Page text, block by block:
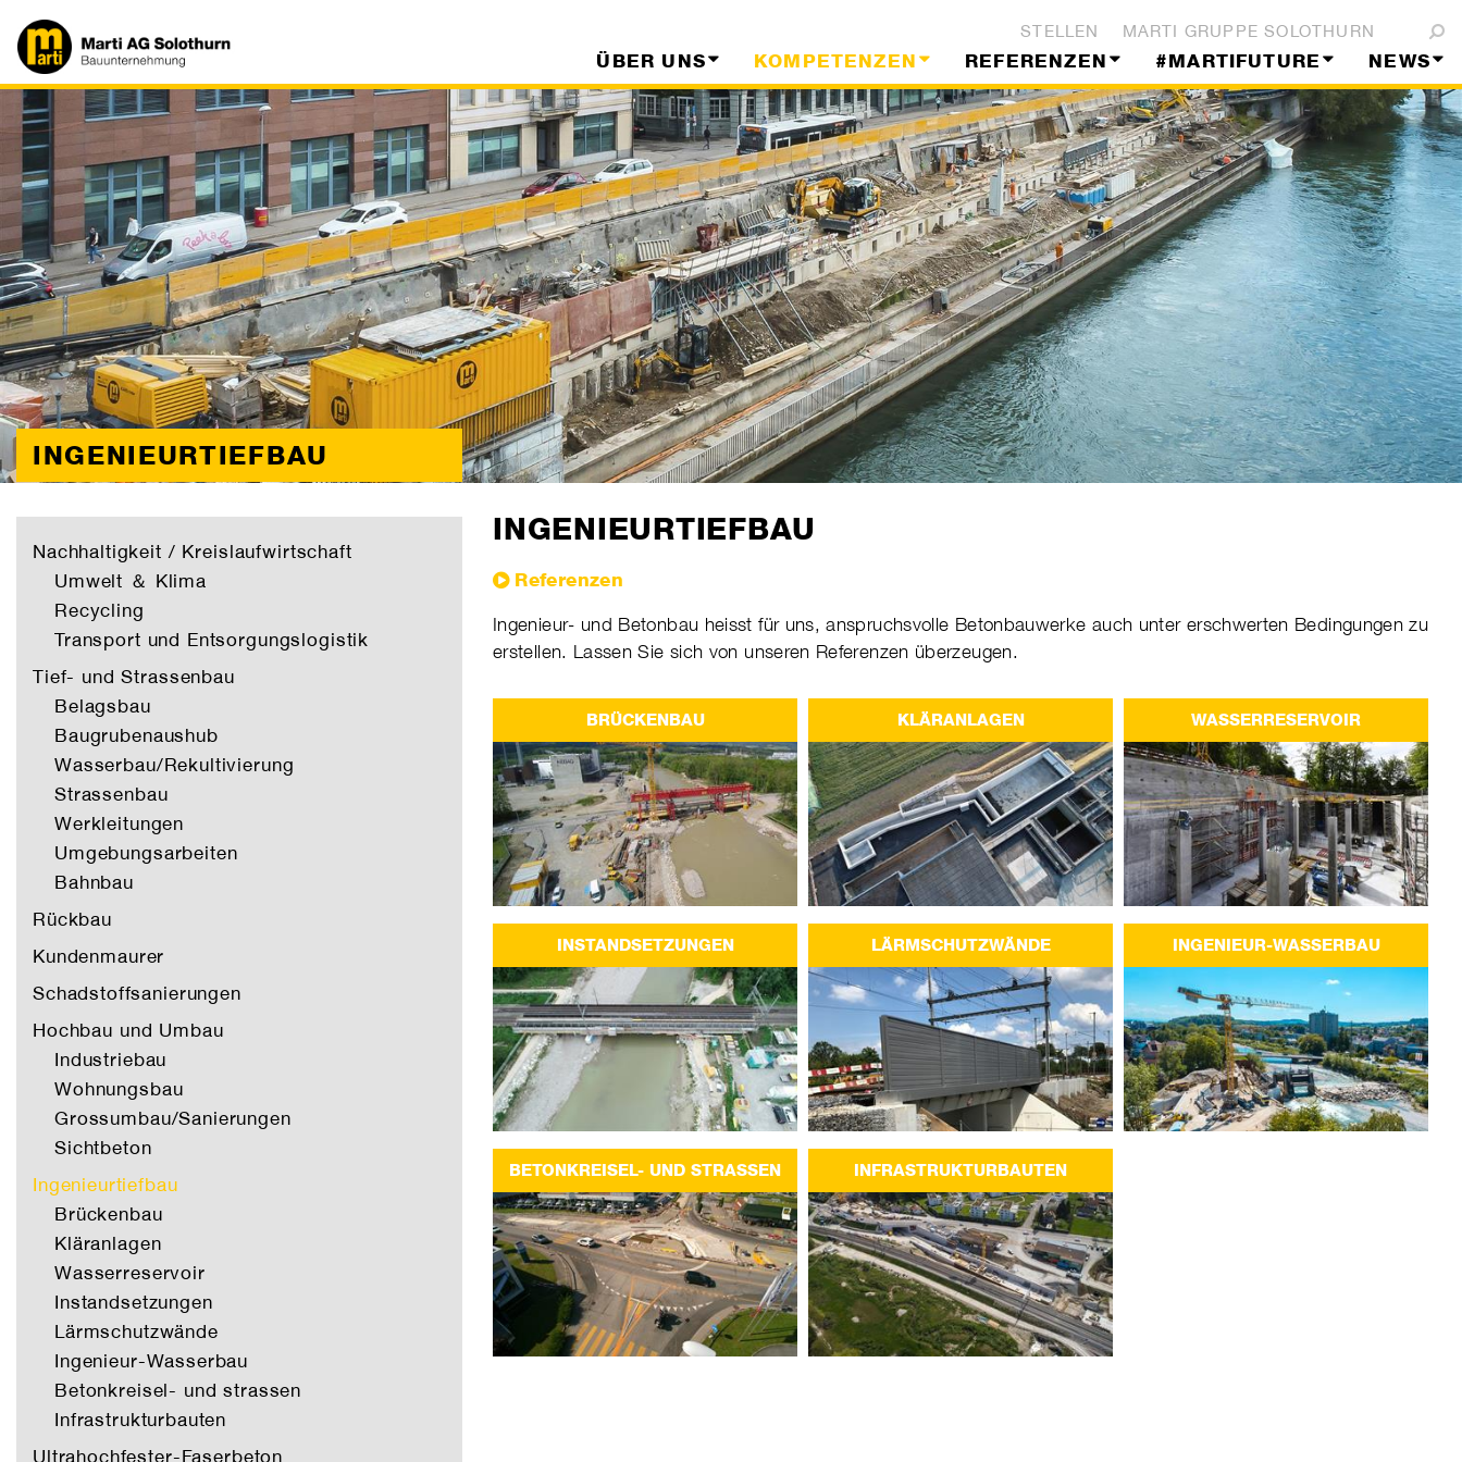
STELLEN MARTI GRUPPE SOLOTHURN
ÜBER UNS KOMPETENZEN REFERENZEN #MARTIFUTURE NEWS
INGENIEURTIEFBAU
Nachhaltigkeit / Kreislaufwirtschaft
Umwelt ＆ Klima
Recycling
Transport und Entsorgungslogistik
Tief- und Strassenbau
Belagsbau
Baugrubenaushub
Wasserbau/Rekultivierung
Strassenbau
Werkleitungen
Umgebungsarbeiten
Bahnbau
Rückbau
Kundenmaurer
Schadstoffsanierungen
Hochbau und Umbau
Industriebau
Wohnungsbau
Grossumbau/Sanierungen
Sichtbeton
Ingenieurtiefbau
Brückenbau
Kläranlagen
Wasserreservoir
Instandsetzungen
Lärmschutzwände
Ingenieur-Wasserbau
Betonkreisel- und strassen
Infrastrukturbauten
Ultrahochfester-Faserbeton
INGENIEURTIEFBAU
Referenzen
Inge­nieur- und Beton­bau heisst für uns, anspruchs­volle Beton­bau­werke auch unter erschwer­ten Bedin­gun­gen zu
erstel­len. Las­sen Sie sich von unse­ren Refe­ren­zen über­zeu­gen.
BRÜCKENBAU KLÄRANLAGEN WASSERRESERVOIR
INSTANDSETZUNGEN LÄRMSCHUTZWÄNDE INGENIEUR-WASSERBAU
BETONKREISEL- UND STRASSEN INFRASTRUKTURBAUTEN